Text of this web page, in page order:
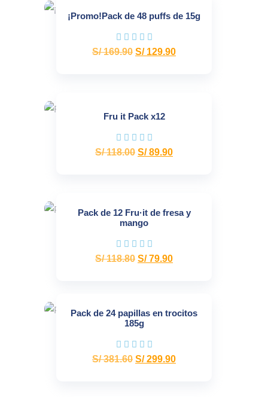
¡Promo!Pack de 48 puffs de 15g
S/169.90 S/129.90
Fru it Pack x12
S/118.00 S/89.90
Pack de 12 Fru·it de fresa y
mango
S/118.80 S/79.90
Pack de 24 papillas en trocitos
185g
S/381.60 S/299.90